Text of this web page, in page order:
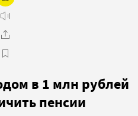
в 1 млн рублей
пенсии